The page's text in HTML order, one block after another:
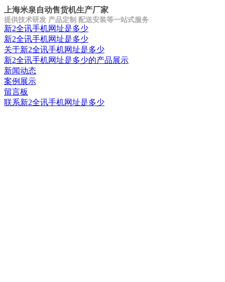
上海米泉自动售货机生产厂家
提供技术研发 产品定制 配送安装等一站式服务
新2全讯手机网址是多少
新2全讯手机网址是多少
关于新2全讯手机网址是多少
新2全讯手机网址是多少的产品展示
新闻动态
案例展示
留言板
联系新2全讯手机网址是多少